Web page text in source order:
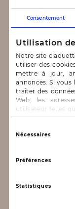
Consentement
Utilisation
Notre site
utiliser des
mettre à jour,
annonces. Si vous
traiter des
Web, les
utilisateur telles
Vous avez le
utilisations, de
de sélectionner
de cookie en
options. Vous
Nécessaires
Préférences
Statistiques
Blog
CONTACT
FAQ
Nous
Mentions
Données